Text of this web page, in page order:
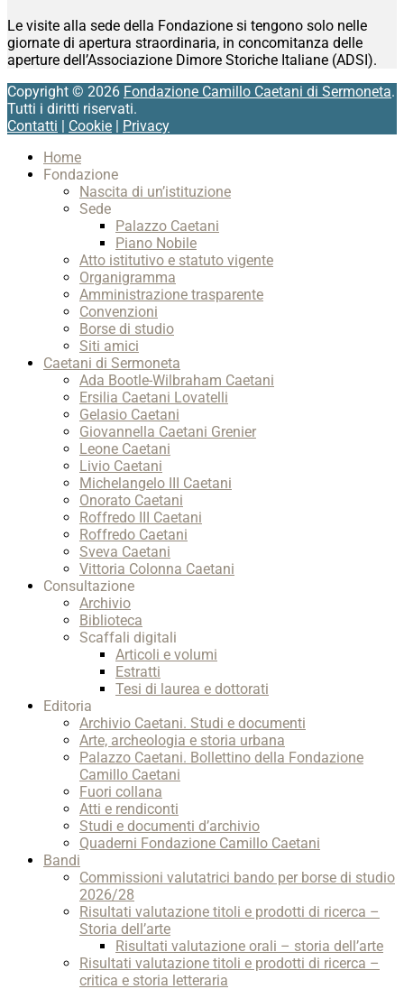
Le visite alla sede della Fondazione si tengono solo nelle
giornate di apertura straordinaria, in concomitanza delle
aperture dell’Associazione Dimore Storiche Italiane (ADSI).
Copyright © 2026 Fondazione Camillo Caetani di Sermoneta.
Tutti i diritti riservati.
Contatti
Cookie
Privacy
Home
Fondazione
Nascita di un’istituzione
Sede
Palazzo Caetani
Piano Nobile
Atto istitutivo e statuto vigente
Organigramma
Amministrazione trasparente
Convenzioni
Borse di studio
Siti amici
Caetani di Sermoneta
Ada Bootle-Wilbraham Caetani
Ersilia Caetani Lovatelli
Gelasio Caetani
Giovannella Caetani Grenier
Leone Caetani
Livio Caetani
Michelangelo III Caetani
Onorato Caetani
Roffredo III Caetani
Roffredo Caetani
Sveva Caetani
Vittoria Colonna Caetani
Consultazione
Archivio
Biblioteca
Scaffali digitali
Articoli e volumi
Estratti
Tesi di laurea e dottorati
Editoria
Archivio Caetani. Studi e documenti
Arte, archeologia e storia urbana
Palazzo Caetani. Bollettino della Fondazione
Camillo Caetani
Fuori collana
Atti e rendiconti
Studi e documenti d’archivio
Quaderni Fondazione Camillo Caetani
Bandi
Commissioni valutatrici bando per borse di studio
2026/28
Risultati valutazione titoli e prodotti di ricerca –
Storia dell’arte
Risultati valutazione orali – storia dell’arte
Risultati valutazione titoli e prodotti di ricerca –
critica e storia letteraria